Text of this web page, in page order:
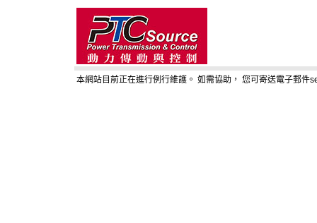
本網站目前正在進行例行維護。 如需協助， 您可寄送電子郵件